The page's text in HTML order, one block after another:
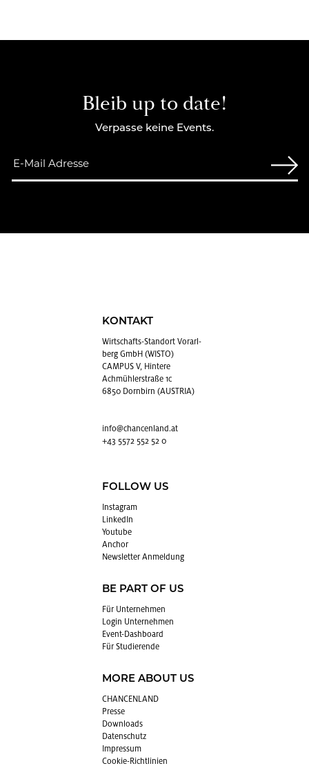
Bleib up to date!
Verpasse keine Events.
KONTAKT
Wirt­schafts-Stand­ort Vor­arl­
berg GmbH (WISTO)
CAMPUS V, Hintere
Achmühlerstraße 1c
6850 Dornbirn (AUSTRIA)
info@​chancenland.​at
+43 5572 552 52 0
FOLLOW US
In­sta­gram
Lin­kedIn
You­tube
An­chor
News­let­ter An­mel­dung
BE PART OF US
Für Un­ter­neh­men
Login Un­ter­neh­men
Event-Da­sh­board
Für Stu­die­ren­de
MORE ABOUT US
CHAN­CEN­LAND
Pres­se
Down­loads
Da­ten­schutz
Im­pres­sum
Coo­kie-Richt­li­ni­en